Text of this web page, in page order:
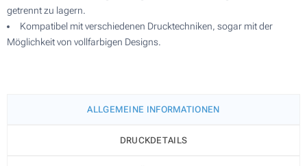
getrennt zu lagern.
Kompatibel mit verschiedenen Drucktechniken, sogar mit der
Möglichkeit von vollfarbigen Designs.
ALLGEMEINE INFORMATIONEN
DRUCKDETAILS